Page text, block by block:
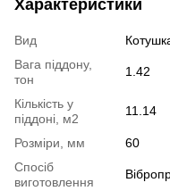
Характеристики
Вид
Вага піддону,
тон
1.42
Кількість у
піддоні, м2
11.14
Розміри, мм
60
Спосіб
виготовлення